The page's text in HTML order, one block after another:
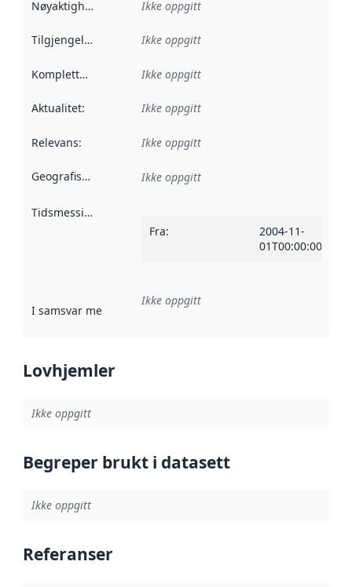
Nøyaktighet Ikke oppgitt
Tilgjengelighet Ikke oppgitt
Kompletthet Ikke oppgitt
Aktualitet: Ikke oppgitt
Relevans: Ikke oppgitt
Geografisk avgrensning :
Ikke oppgitt
Tidsmessig avgrensning
Fra:
2004-11-
01T00:00:00Z
I samsvar med Referanse til en implementasjonsregel
Ikke oppgitt
Lovhjemler
Ikke oppgitt
Begreper brukt i datasett
Ikke oppgitt
Referanser